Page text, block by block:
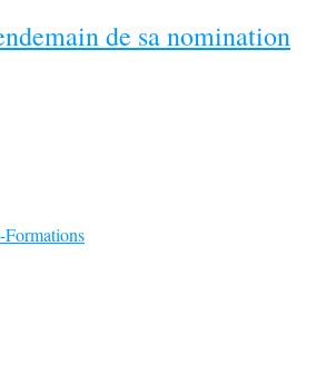
de sa nomination
Formations